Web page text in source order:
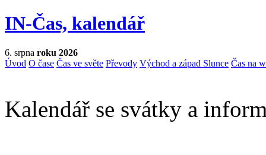
IN-Čas, kalendář
6. srpna roku 2026
Úvod O čase Čas ve světe Převody Východ a západ Slunce Čas na
Kalendář se svátky a